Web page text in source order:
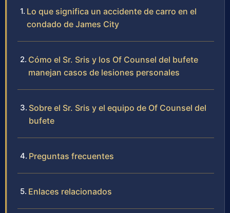
Lo que significa un accidente de carro en el
condado de James City
Cómo el Sr. Sris y los Of Counsel del bufete
manejan casos de lesiones personales
Sobre el Sr. Sris y el equipo de Of Counsel del
bufete
Preguntas frecuentes
Enlaces relacionados